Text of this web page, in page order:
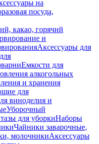
на
посуда,
какао, горячий
и
Аксессуары для
Емкости для
алкогольных
и хранения
для
виноделия и
Уборочный
для уборкиНаборы
Чайники заварочные,
молочникиАксессуары